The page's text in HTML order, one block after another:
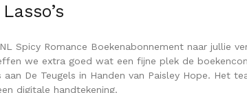
Spicy Romance Boekenabonnement naar jullie
we extra goed wat een fijne plek de
De Teugels in Handen van Paisley Hope. Het
digitale handtekening.